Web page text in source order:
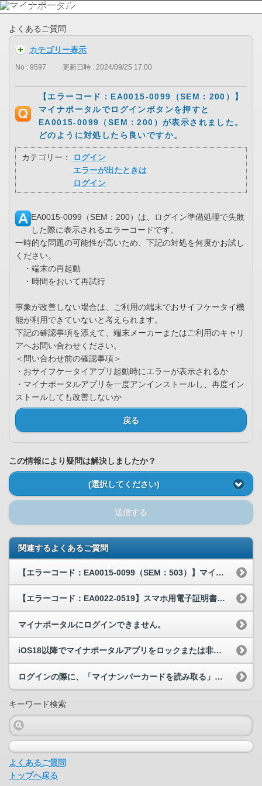
よくあるご質問
カテゴリー表示
No : 9597 更新日時 : 2024/09/25 17:00
【エラーコード：EA0015-0099（SEM：200）】
マイナポータルでログインボタンを押すと
EA0015-0099（SEM：200）が表示されました。
どのように対処したら良いですか。
カテゴリー：
ログイン
エラーが出たときは
ログイン
EA0015-0099（SEM：200）は、ログイン準備処理で失敗
した際に表示されるエラーコードです。
一時的な問題の可能性が高いため、下記の対処を何度かお試し
ください。
・端末の再起動
・時間をおいて再試行
事象が改善しない場合は、ご利用の端末でおサイフケータイ機
能が利用できていないと考えられます。
下記の確認事項を添えて、端末メーカーまたはご利用のキャリ
アへお問い合わせください。
＜問い合わせ前の確認事項＞
・おサイフケータイアプリ起動時にエラーが表示されるか
・マイナポータルアプリを一度アンインストールし、再度イン
ストールしても改善しないか
戻る
この情報により疑問は解決しましたか？
(選択してください)
送信する
関連するよくあるご質問
【エラーコード：EA0015-0099（SEM：503）】マイナポータルでログインボタンを押す...
【エラーコード：EA0022-0519】スマホ用電子証明書の申請時に、「申請する」を押すとEA...
マイナポータルにログインできません。
iOS18以降でマイナポータルアプリをロックまたは非表示にした場合、マイナポータルアプリは利用...
ログインの際に、「マイナンバーカードを読み取る」を押すと、マイナポータルトップページに戻ってしまう。
キーワード検索
よくあるご質問
トップへ戻る